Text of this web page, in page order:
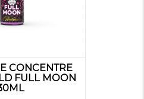
CONCENTRE
FULL MOON